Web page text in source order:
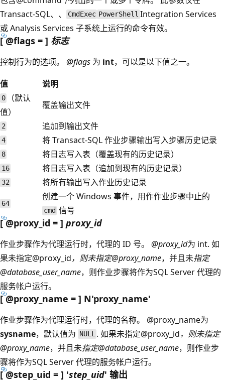
Transact-SQL、、
CmdExec PowerShell Integration Services
或 Analysis Services 子系统上运行的命令有效。
[ @flags = ] 标志
控制行为的选项。 @flags 为 int，可以是以下值之一。
值
说明
0
（默认
值）
覆盖输出文件
2 追加到输出文件
4 将 Transact-SQL 作业步骤输出写入步骤历史记录
8 将日志写入表（覆盖现有的历史记录）
16 将日志写入表（追加到现有的历史记录）
32 将所有输出写入作业历史记录
64
创建一个 Windows 事件，用作作业步骤中止的
cmd 信号
[ @proxy_id = ] proxy_id
作业步骤作为代理运行时，代理的 ID 号。 @proxy_id为 int. 如
果未指定@proxy_id，则未指定@proxy_name，并且未指定
@database_user_name，则作业步骤将作为SQL Server 代理的
服务帐户运行。
[ @proxy_name = ] N'proxy_name'
作业步骤作为代理运行时，代理的名称。 @proxy_name为
sysname，默认值为 NULL . 如果未指定@proxy_id，则未指定
@proxy_name，并且未指定@database_user_name，则作业步
骤将作为SQL Server 代理的服务帐户运行。
[ @step_uid = ] 'step_uid' 输出